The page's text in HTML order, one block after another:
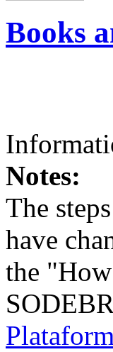
Books
Notes:
The
have
the